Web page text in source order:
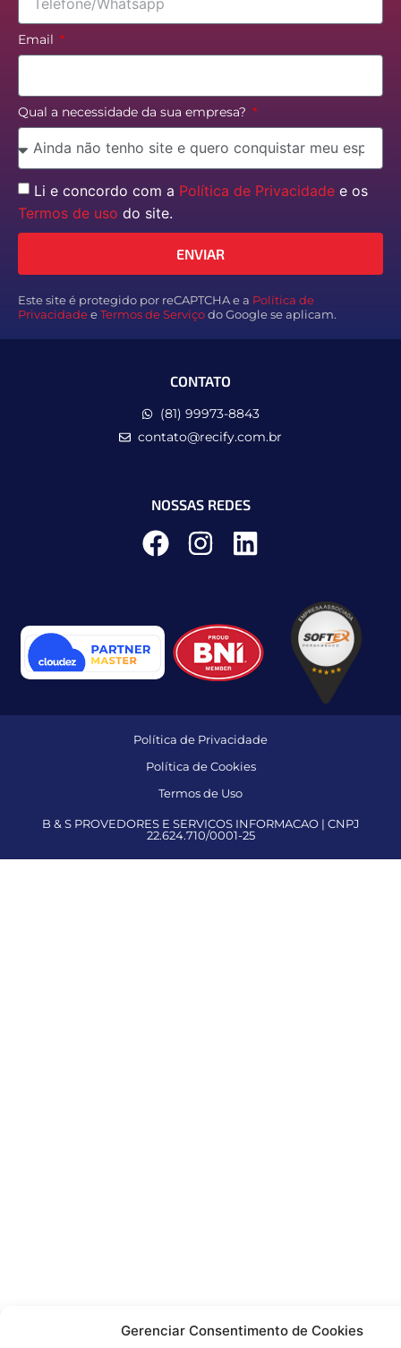
Gerenciar Consentimento de Cookies
Email
Qual a necessidade da sua empresa?
Li e concordo com a Política de Privacidade e os
Termos de uso do site.
ENVIAR
Este site é protegido por reCAPTCHA e a Política de
Privacidade e Termos de Serviço do Google se aplicam.
CONTATO
(81) 99973-8843
contato@recify.com.br
NOSSAS REDES
B & S PROVEDORES E SERVICOS INFORMACAO | CNPJ
22.624.710/0001-25
Política de Privacidade
Política de Cookies
Termos de Uso